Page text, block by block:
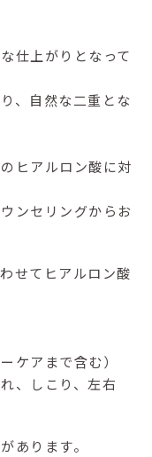
仕上がりとなって
、自然な二重とな
ヒアルロン酸に対
ンセリングからお
せてヒアルロン酸
アまで含む）
、しこり、左右
あります。